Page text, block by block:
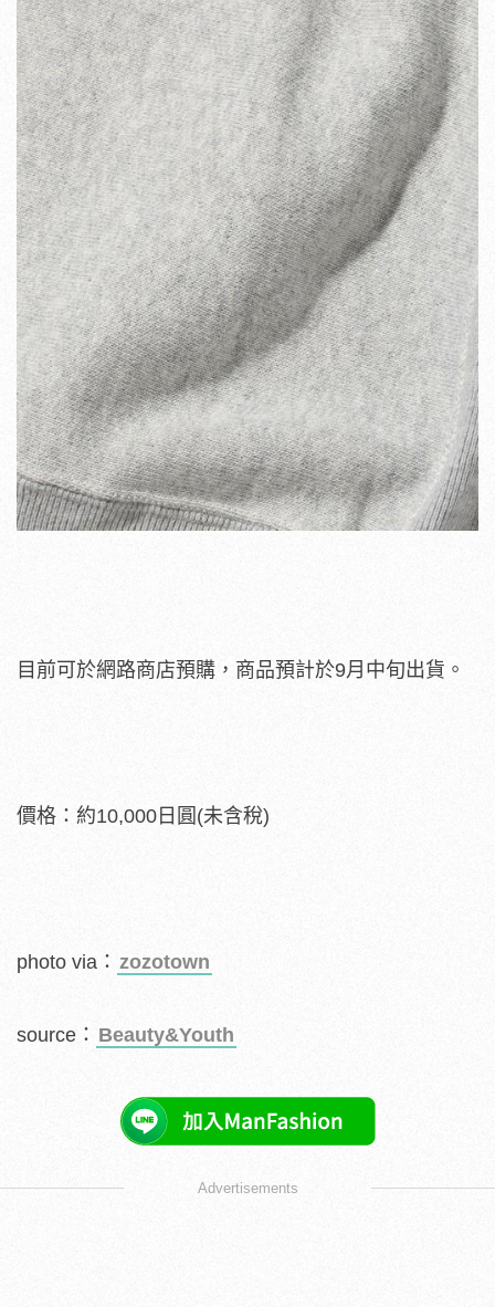
目前可於網路商店預購，商品預計於9月中旬出貨。
價格：約10,000日圓(未含稅)
photo via： zozotown
source： Beauty&Youth
Advertisements